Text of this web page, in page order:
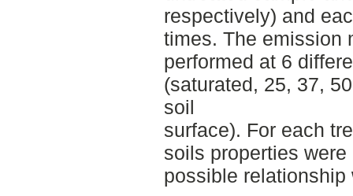
respectively) and
times. The emission
performed at 6
(saturated, 25, 37,
soil
surface). For each
soils properties
possible